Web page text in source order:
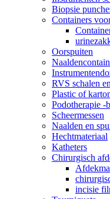
Biopsie
Containers
Oorspuiten
RVS schalen
Plastic of
Podotherapie -
Scheermessen
Naalden en
Hechtmateriaal
Katheters
Chirurgisch
incisie